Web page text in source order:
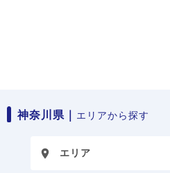
神奈川県｜ エリアから探す
place エリア